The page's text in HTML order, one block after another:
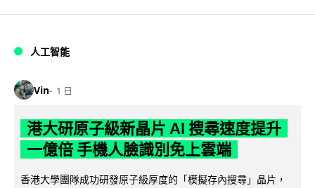
人工智能
Vin 1 日
港大研原子級新晶片 AI 搜尋速度提升
一億倍 手機人臉識別免上雲端
香港大學團隊成功研發原子級厚度的「模擬存內搜尋」晶片，